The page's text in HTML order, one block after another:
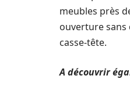
meubles près
ouverture
casse-tête.
A découvrir